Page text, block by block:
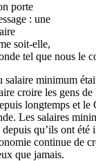
porte
: une
soit-elle,
tel que nous le
salaire minimum
croire les gens
longtemps et le
Les salaires
depuis qu’ils ont
continue de
que jamais.